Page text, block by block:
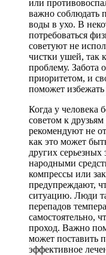
или
важно соблюдать
воды в ухо. В
потребоваться
советуют не
чистки ушей, так
проблему. Забота
приоритетом, и
поможет избежать
Когда у человека
советом к
рекомендуют не
как это может
других серьезных
народными
компрессы или
предупреждают,
ситуацию. Люди
перепадов
самостоятельно,
проход. Важно
может поставить
эффективное